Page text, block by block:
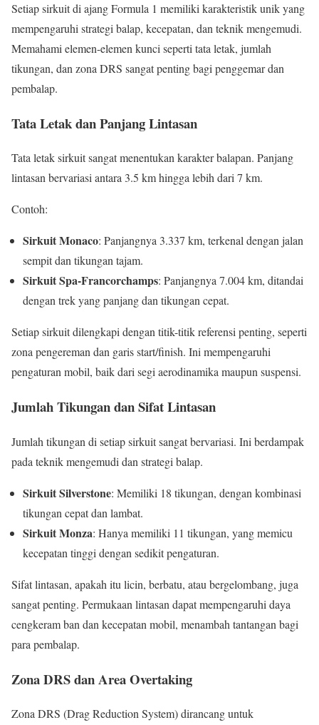
Setiap sirkuit di ajang Formula 1 memiliki karakteristik unik yang
mempengaruhi strategi balap, kecepatan, dan teknik mengemudi.
Memahami elemen-elemen kunci seperti tata letak, jumlah
tikungan, dan zona DRS sangat penting bagi penggemar dan
pembalap.
Tata Letak dan Panjang Lintasan
Tata letak sirkuit sangat menentukan karakter balapan. Panjang
lintasan bervariasi antara 3.5 km hingga lebih dari 7 km.
Contoh:
Sirkuit Monaco: Panjangnya 3.337 km, terkenal dengan jalan
sempit dan tikungan tajam.
Sirkuit Spa-Francorchamps: Panjangnya 7.004 km, ditandai
dengan trek yang panjang dan tikungan cepat.
Setiap sirkuit dilengkapi dengan titik-titik referensi penting, seperti
zona pengereman dan garis start/finish. Ini mempengaruhi
pengaturan mobil, baik dari segi aerodinamika maupun suspensi.
Jumlah Tikungan dan Sifat Lintasan
Jumlah tikungan di setiap sirkuit sangat bervariasi. Ini berdampak
pada teknik mengemudi dan strategi balap.
Sirkuit Silverstone: Memiliki 18 tikungan, dengan kombinasi
tikungan cepat dan lambat.
Sirkuit Monza: Hanya memiliki 11 tikungan, yang memicu
kecepatan tinggi dengan sedikit pengaturan.
Sifat lintasan, apakah itu licin, berbatu, atau bergelombang, juga
sangat penting. Permukaan lintasan dapat mempengaruhi daya
cengkeram ban dan kecepatan mobil, menambah tantangan bagi
para pembalap.
Zona DRS dan Area Overtaking
Zona DRS (Drag Reduction System) dirancang untuk